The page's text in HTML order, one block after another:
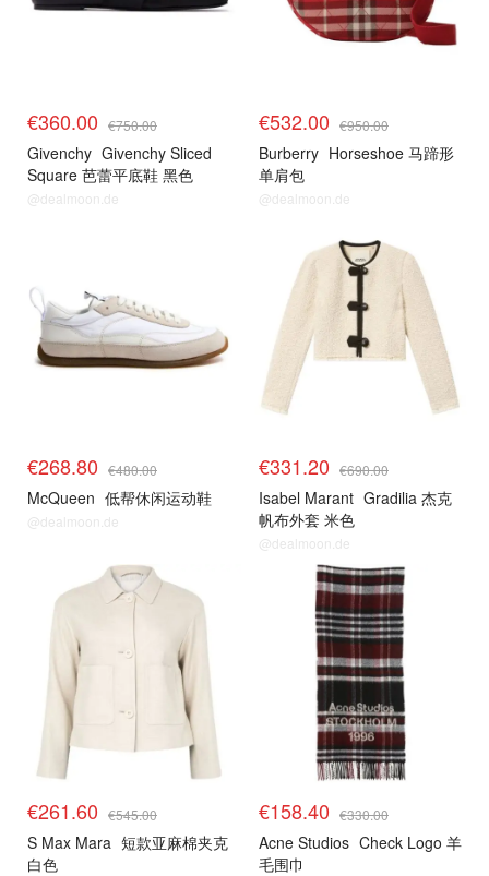
€360.00 €750.00
Givenchy Givenchy Sliced
Square 芭蕾平底鞋 黑色
@dealmoon.de
€532.00 €950.00
Burberry Horseshoe 马蹄形
单肩包
@dealmoon.de
€268.80 €480.00
McQueen 低帮休闲运动鞋
@dealmoon.de
€331.20 €690.00
Isabel Marant Gradilia 杰克
帆布外套 米色
@dealmoon.de
€261.60 €545.00
S Max Mara 短款亚麻棉夹克
白色
€158.40 €330.00
Acne Studios Check Logo 羊
毛围巾